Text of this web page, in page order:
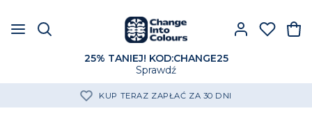
25% TANIEJ! KOD:CHANGE25
Sprawdź
KUP TERAZ ZAPŁAĆ ZA 30 DNI